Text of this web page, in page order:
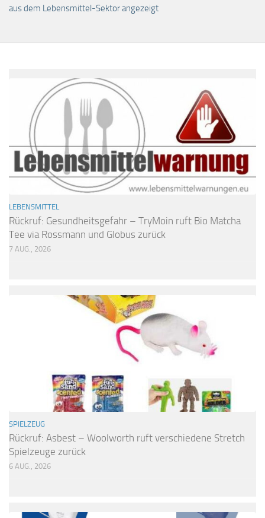
aus dem Lebensmittel-Sektor angezeigt
LEBENSMITTEL
Rückruf: Gesundheitsgefahr – TryMoin ruft Bio Matcha
Tee via Rossmann und Globus zurück
7 AUG., 2026
SPIELZEUG
Rückruf: Asbest – Woolworth ruft verschiedene Stretch
Spielzeuge zurück
6 AUG., 2026